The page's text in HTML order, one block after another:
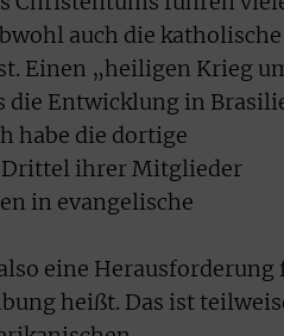
auch die katholische
Einen „heiligen Krieg
die Entwicklung in
habe die dortige
Drittel ihrer Mitglieder
in evangelische
eine Herausforderung
heißt. Das ist